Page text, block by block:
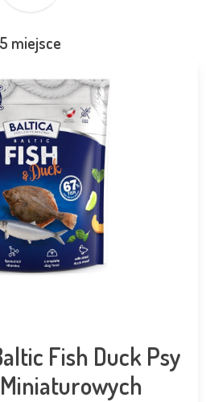
5 miejsce
Fish Duck Psy
Miniaturowych